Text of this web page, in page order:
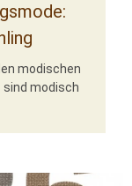
modischen
sind modisch